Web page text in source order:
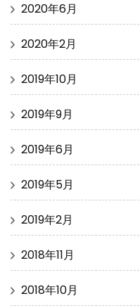
2020年6月
2020年2月
2019年10月
2019年9月
2019年6月
2019年5月
2019年2月
2018年11月
2018年10月